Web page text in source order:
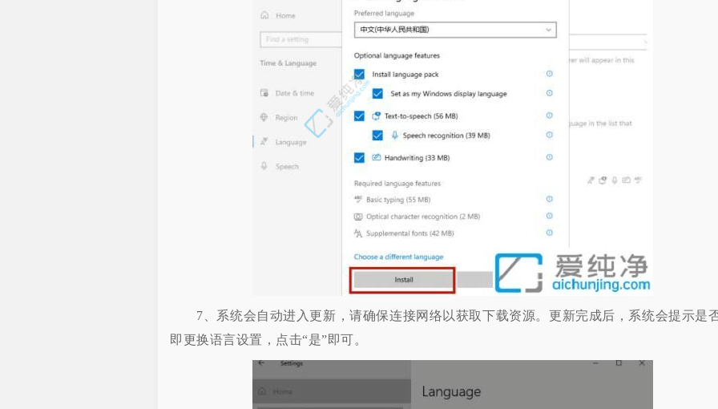
7、系统会自动进入更新，请确保连接网络以获取下载资源。更新完成后，系统会提示是
即更换语言设置，点击“是”即可。